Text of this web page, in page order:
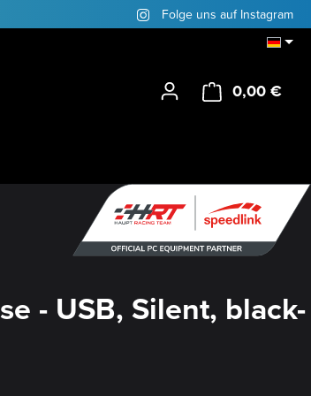
Folge uns auf Instagram
0,00 €
- USB, Silent, black-